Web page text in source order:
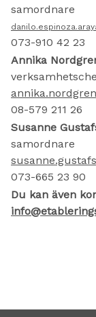
samordnare
073-910 42 23
Annika
08-579 211 26
Susanne
samordnare
073-665 23 90
Du kan även